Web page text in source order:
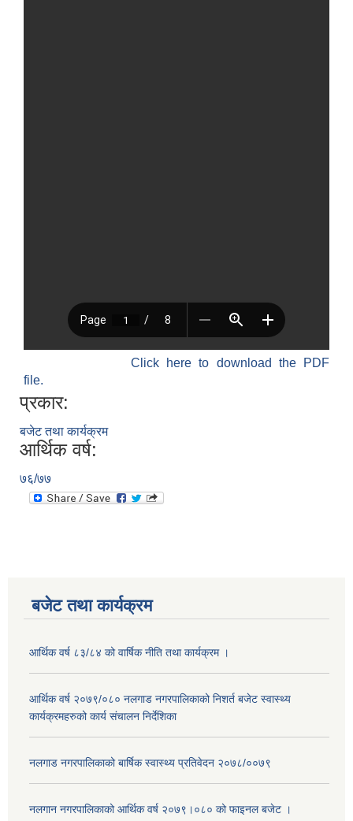
Click here to download the PDF
file.
प्रकार:
बजेट तथा कार्यक्रम
आर्थिक वर्ष:
७६/७७
बजेट तथा कार्यक्रम
आर्थिक वर्ष ८३/८४ को वार्षिक नीति तथा कार्यक्रम ।
आर्थिक वर्ष २०७९/०८० नलगाड नगरपालिकाको निशर्त बजेट स्वास्थ्य
कार्यक्रमहरुको कार्य संचालन निर्देशिका
नलगाड नगरपालिकाको बार्षिक स्वास्थ्य प्रतिवेदन २०७८/००७९
नलगान नगरपालिकाको आर्थिक वर्ष २०७९।०८० को फाइनल बजेट ।